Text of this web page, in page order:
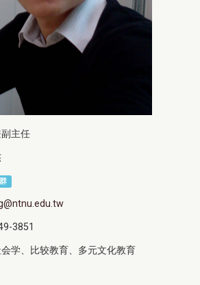
主任
3851
学、比较教育、多元文化教育